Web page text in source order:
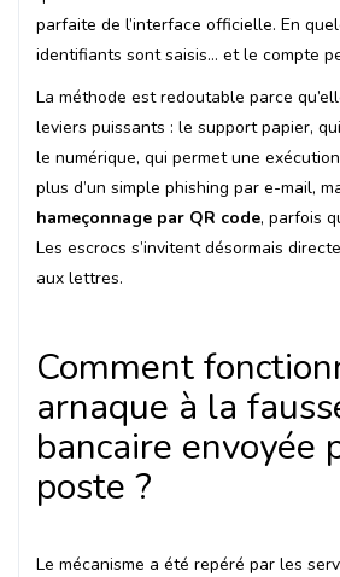
parfaite de l’interface officielle. En
identifiants sont saisis… et le compte
La méthode est redoutable parce
leviers puissants : le support papier,
le numérique, qui permet une
plus d’un simple phishing par e-mail,
hameçonnage par QR code, parfois
Les escrocs s’invitent désormais
aux lettres.
Comment
arnaque à la
bancaire envoyée
poste ?
Le mécanisme a été repéré par les